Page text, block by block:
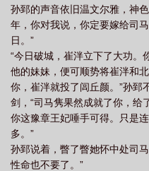
甲 蓦回鸾最后怎么样了 蓦回鸾
陌是谁 蓦回鸾孙薇结局是什么
音
太子结局 蓦回鸾最终结局解析
看 蓦回鸾番外结局
孙郅的声音依旧温文尔雅，神
年，你对我说，你定要嫁给司
日。”
“今日破城，崔泮立下了大功。
他的妹妹，便可顺势将崔泮和
你，崔泮就投了闾丘颜。”孙郅
剑，“司马隽果然成就了你，给
你这豫章王妃唾手可得。只是
多。”
孙郅说着，瞥了瞥她怀中处司
性命也不要了。”